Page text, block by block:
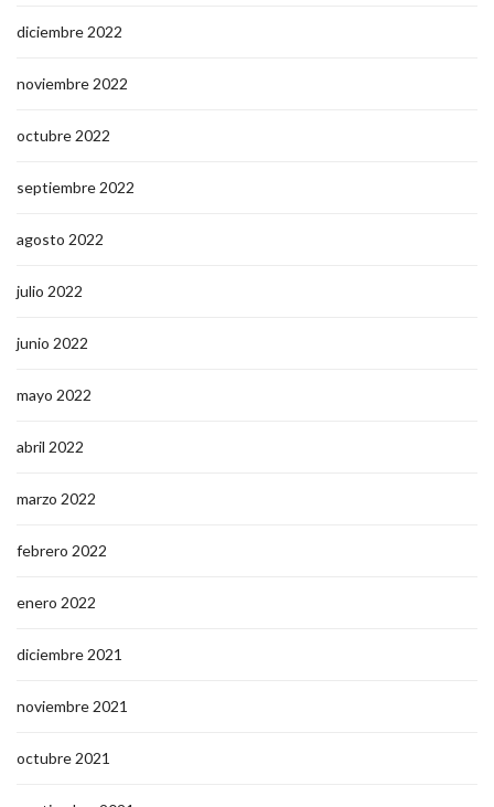
diciembre 2022
noviembre 2022
octubre 2022
septiembre 2022
agosto 2022
julio 2022
junio 2022
mayo 2022
abril 2022
marzo 2022
febrero 2022
enero 2022
diciembre 2021
noviembre 2021
octubre 2021